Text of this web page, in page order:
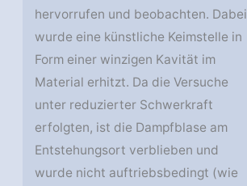
hervorrufen und beobachten. Dabei
wurde eine künstliche Keimstelle in
Form einer winzigen Kavität im
Material erhitzt. Da die Versuche
unter reduzierter Schwerkraft
erfolgten, ist die Dampfblase am
Entstehungsort verblieben und
wurde nicht auftriebsbedingt (wie